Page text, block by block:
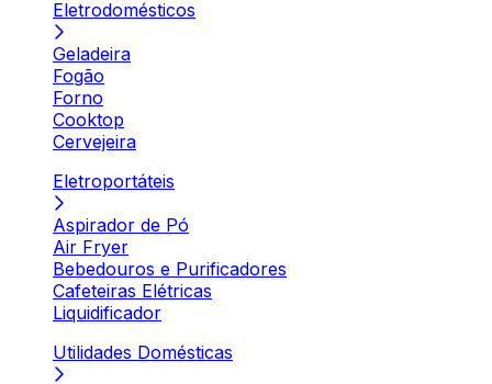
Eletrodomésticos
Geladeira
Fogão
Forno
Cooktop
Cervejeira
Eletroportáteis
Aspirador de Pó
Air Fryer
Bebedouros e Purificadores
Cafeteiras Elétricas
Liquidificador
Utilidades Domésticas